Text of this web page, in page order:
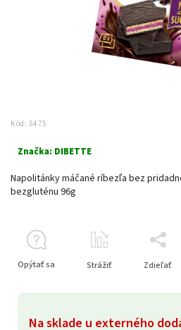
Kód: 5475
Značka: DIBETTE
Na sklade u externého
Napolitánky máčané ríbezľa bez
bezgluténu 96g
Opýtať sa Strážiť Zdieľať